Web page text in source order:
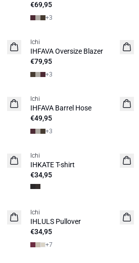
€69,95
+3
NEUHEIT
Ichi
IHFAVA Oversize Blazer
€79,95
+3
NEUHEIT
Ichi
IHFAVA Barrel Hose
€49,95
+3
NEUHEIT
Ichi
IHKATE T-shirt
€34,95
NEUHEIT
Ichi
IHLULS Pullover
€34,95
+7